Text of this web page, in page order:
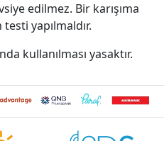
edilmez. Bir karışıma
yapılmaldır.
kullanılması yasaktır.